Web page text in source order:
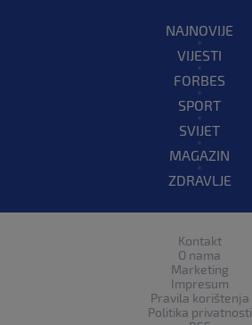
NAJNOVIJE
VIJESTI
FORBES
SPORT
SVIJET
MAGAZIN
ZDRAVLJE
Kontakt
O nama
Marketing
Impresum
Pravila korištenja
Politika privatnosti